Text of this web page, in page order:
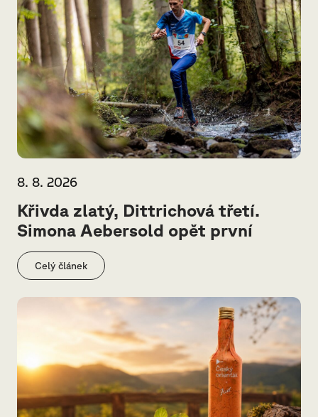
8. 8. 2026
Křivda zlatý, Dittrichová třetí.
Simona Aebersold opět první
Celý článek